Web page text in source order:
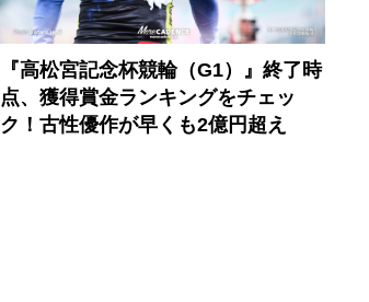
『高松宮記念杯競輪（G1）』終了時
点、獲得賞金ランキングをチェッ
ク！古性優作が早くも2億円超え